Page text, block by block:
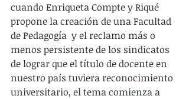
cuando Enriqueta Compte y Riqué
propone la creación de una Facultad
de Pedagogía  y el reclamo más o
menos persistente de los sindicatos
de lograr que el título de docente en
nuestro país tuviera reconocimiento
universitario, el tema comienza a